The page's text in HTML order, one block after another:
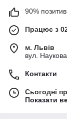
90%
Працює з
м. Львів
вул.
Контакти
Сьогодні
Показати